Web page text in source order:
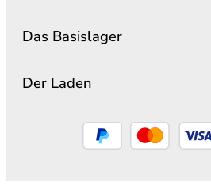
Das Basislager
Der Laden